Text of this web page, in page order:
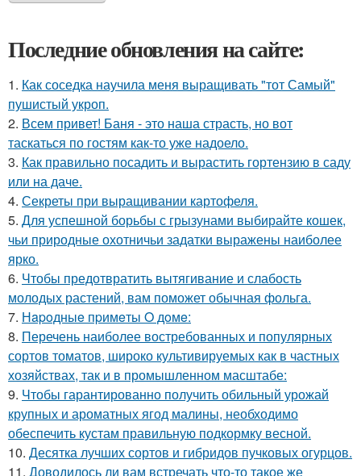
Последние обновления на сайте:
1. Как соседка научила меня выращивать "тот Самый"
пушистый укроп.
2. Всем привет! Баня - это наша страсть, но вот
таскаться по гостям как-то уже надоело.
3. Как правильно посадить и вырастить гортензию в саду
или на даче.
4. Секреты при выращивании картофеля.
5. Для успешной борьбы с грызунами выбирайте кошек,
чьи природные охотничьи задатки выражены наиболее
ярко.
6. Чтобы предотвратить вытягивание и слабость
молодых растений, вам поможет обычная фольга.
7. Нapoдныe пpимeты O дoмe:
8. Перечень наиболее востребованных и популярных
сортов томатов, широко культивируемых как в частных
хозяйствах, так и в промышленном масштабе:
9. Чтобы гарантированно получить обильный урожай
крупных и ароматных ягод малины, необходимо
обеспечить кустам правильную подкормку весной.
10. Десятка лучших сортов и гибридов пучковых огурцов.
11. Доводилось ли вам встречать что-то такое же